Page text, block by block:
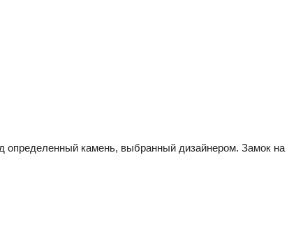
определенный камень, выбранный дизайнером. Замок на